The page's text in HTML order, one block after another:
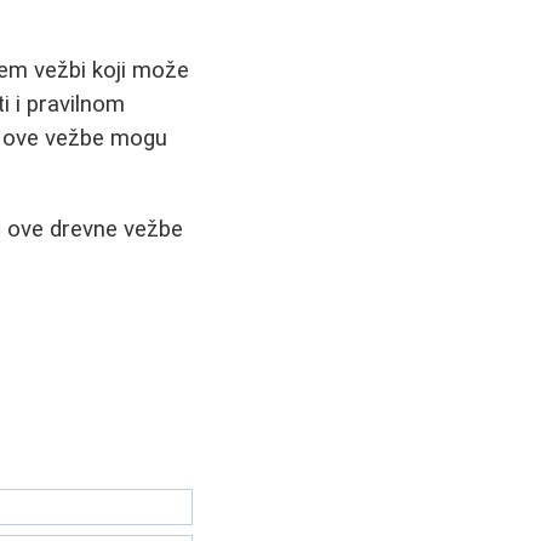
vežbi koji može
i pravilnom
vežbe mogu
drevne vežbe